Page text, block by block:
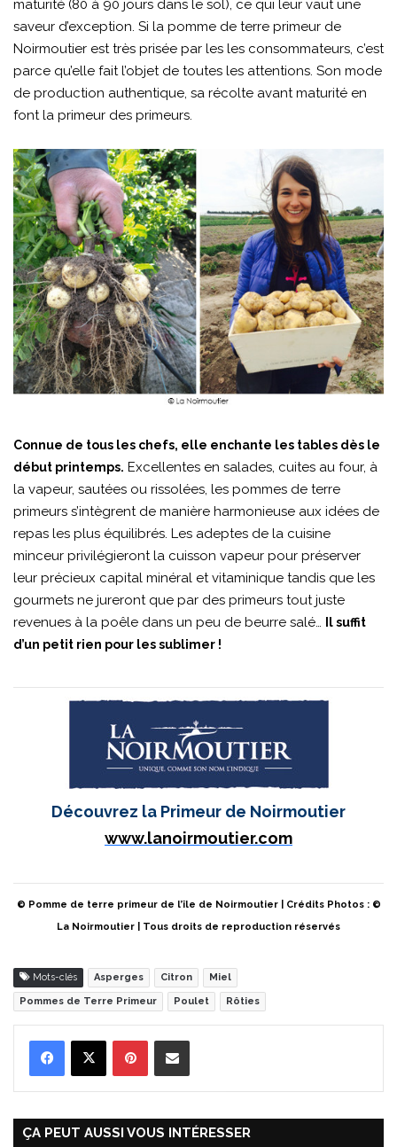
maturité (80 à 90 jours dans le sol), ce qui leur vaut une
saveur d’exception. Si la pomme de terre primeur de
Noirmoutier est très prisée par les les consommateurs, c’est
parce qu’elle fait l’objet de toutes les attentions. Son mode
de production authentique, sa récolte avant maturité en
font la primeur des primeurs.
Connue de tous les chefs, elle enchante les tables dès le
début printemps. Excellentes en salades, cuites au four, à
la vapeur, sautées ou rissolées, les pommes de terre
primeurs s’intègrent de manière harmonieuse aux idées de
repas les plus équilibrés. Les adeptes de la cuisine
minceur privilégieront la cuisson vapeur pour préserver
leur précieux capital minéral et vitaminique tandis que les
gourmets ne jureront que par des primeurs tout juste
revenues à la poêle dans un peu de beurre salé…
Il suffit
d’un petit rien pour les sublimer !
Découvrez la Primeur de Noirmoutier
www.lanoirmoutier.com
© Pomme de terre primeur de l’île de Noirmoutier | Crédits Photos : ©
La Noirmoutier | Tous droits de reproduction réservés
Mots-clés Asperges Citron Miel
Pommes de Terre Primeur Poulet Rôties
ÇA PEUT AUSSI VOUS INTÉRESSER